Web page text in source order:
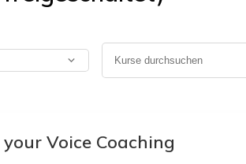
your Voice Coaching